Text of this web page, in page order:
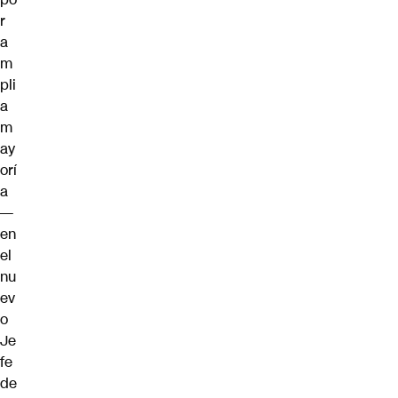
r
a
m
pli
a
m
ay
orí
a
—
en
el
nu
ev
o
Je
fe
de